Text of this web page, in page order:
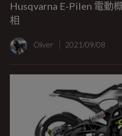
Husqvarna E-Pilen 電動
相
Oliver 2021/09/08